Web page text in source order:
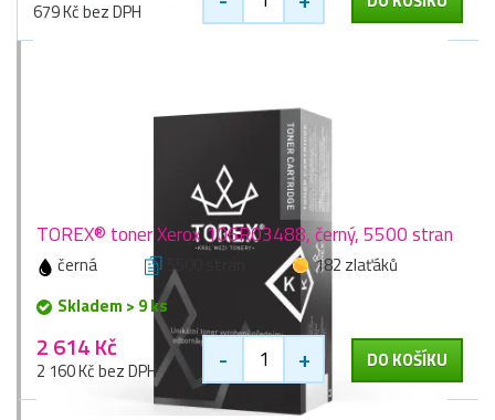
679 Kč bez DPH
TOREX® toner Xerox 106R03488, černý, 5500 stran
černá 5500 stran
182 zlaťáků
Skladem > 9 ks
2 614 Kč
2 160 Kč bez DPH - + DO KOŠÍKU